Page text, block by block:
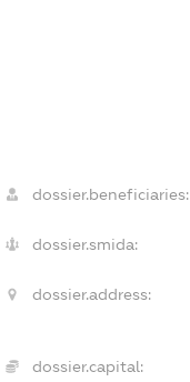
dossier.beneficiaries:
dossier.smida:
dossier.address:
dossier.capital: